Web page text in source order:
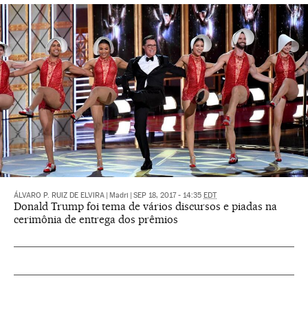
ÁLVARO P. RUIZ DE ELVIRA Madri SEP 18, 2017 - 14:35 EDT
Donald Trump foi tema de vários discursos e piadas na
cerimônia de entrega dos prêmios